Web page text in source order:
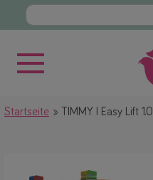
Startseite TIMMY I Easy Lift 1.0